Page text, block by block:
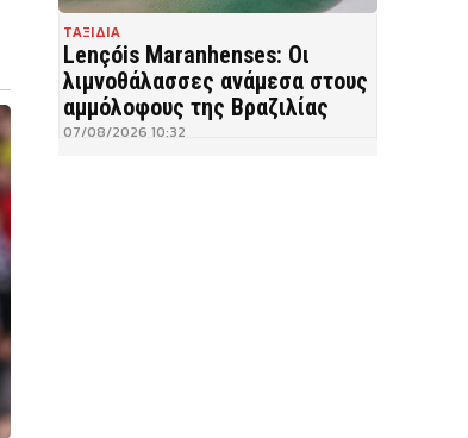
ΤΑΞΙΔΙΑ
Lençóis Maranhenses: Οι
λιμνοθάλασσες ανάμεσα στους
αμμόλοφους της Βραζιλίας
07/08/2026 10:32